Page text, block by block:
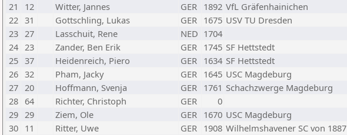
21
12 Witter, Jannes GER 1892 VfL Gräfenhainichen
22 31 Gottschling, Lukas GER 1675 USV TU Dresden
23 27 Lasschuit, Rene NED 1704
24 23 Zander, Ben Erik GER 1745 SF Hettstedt
25 37 Heidenreich, Piero GER 1634 SF Hettstedt
26 32 Pham, Jacky GER 1645 USC Magdeburg
27 20 Hoffmann, Svenja GER 1761 Schachzwerge Magdeburg
28 64 Richter, Christoph GER 0
29 29 Ziem, Ole GER 1670 USC Magdeburg
30 11 Ritter, Uwe GER 1908 Wilhelmshavener SC von 1887